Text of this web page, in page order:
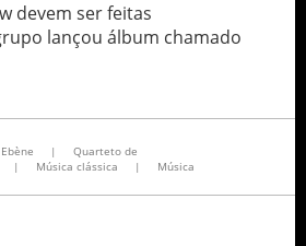
devem ser feitas
lançou álbum chamado
|
Quarteto de
| Música clássica |
Música